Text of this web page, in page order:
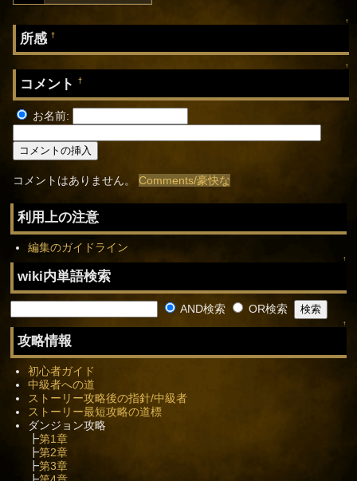
↑
所感†
↑
コメント†
お名前:
コメントはありません。Comments/豪快な
利用上の注意
編集のガイドライン
↑
wiki内単語検索
AND検索 OR検索
↑
攻略情報
初心者ガイド
中級者への道
ストーリー攻略後の指針/中級者
ストーリー最短攻略の道標
ダンジョン攻略
┣第1章
┣第2章
┣第3章